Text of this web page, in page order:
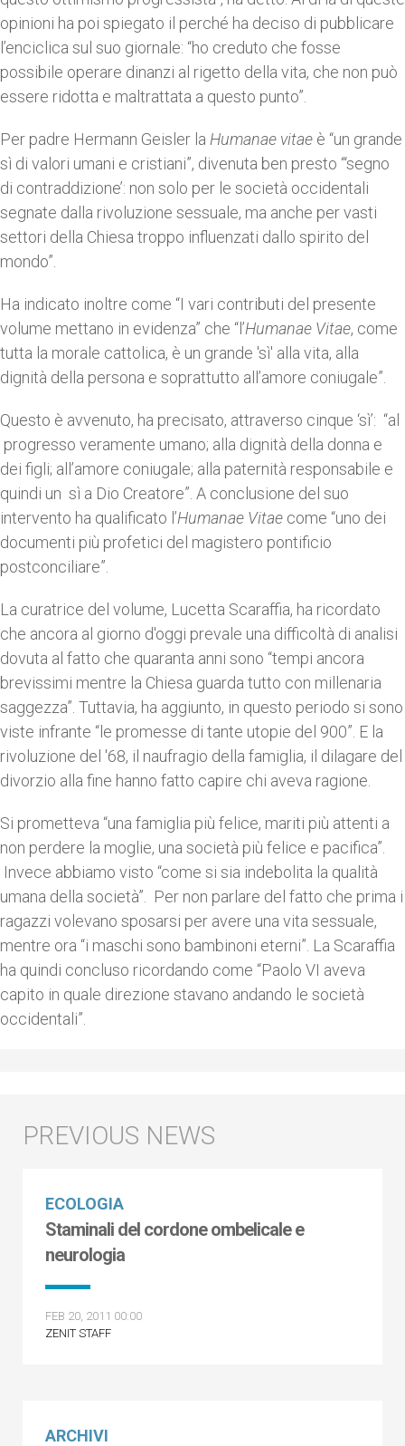
opinioni ha poi spiegato il perché ha deciso di pubblicare
l’enciclica sul suo giornale: “ho creduto che fosse
possibile operare dinanzi al rigetto della vita, che non può
essere ridotta e maltrattata a questo punto”.
Per padre Hermann Geisler la Humanae vitae è “un grande
sì di valori umani e cristiani”, divenuta ben presto “‘segno
di contraddizione’: non solo per le società occidentali
segnate dalla rivoluzione sessuale, ma anche per vasti
settori della Chiesa troppo influenzati dallo spirito del
mondo”.
Ha indicato inoltre come “I vari contributi del presente
volume mettano in evidenza” che “l’Humanae Vitae, come
tutta la morale cattolica, è un grande 'sì' alla vita, alla
dignità della persona e soprattutto all’amore coniugale”.
Questo è avvenuto, ha precisato, attraverso cinque ‘sì’: “al
progresso veramente umano; alla dignità della donna e
dei figli; all’amore coniugale; alla paternità responsabile e
quindi un sì a Dio Creatore”. A conclusione del suo
intervento ha qualificato l’Humanae Vitae come “uno dei
documenti più profetici del magistero pontificio
postconciliare”.
La curatrice del volume, Lucetta Scaraffia, ha ricordato
che ancora al giorno d'oggi prevale una difficoltà di analisi
dovuta al fatto che quaranta anni sono “tempi ancora
brevissimi mentre la Chiesa guarda tutto con millenaria
saggezza”. Tuttavia, ha aggiunto, in questo periodo si sono
viste infrante “le promesse di tante utopie del 900”. E la
rivoluzione del '68, il naufragio della famiglia, il dilagare del
divorzio alla fine hanno fatto capire chi aveva ragione.
Si prometteva “una famiglia più felice, mariti più attenti a
non perdere la moglie, una società più felice e pacifica”.
Invece abbiamo visto “come si sia indebolita la qualità
umana della società”. Per non parlare del fatto che prima i
ragazzi volevano sposarsi per avere una vita sessuale,
mentre ora “i maschi sono bambinoni eterni”. La Scaraffia
ha quindi concluso ricordando come “Paolo VI aveva
capito in quale direzione stavano andando le società
occidentali”.
ECOLOGIA
Staminali del cordone ombelicale e
neurologia
FEB 20, 2011 00:00
ZENIT STAFF
ARCHIVI